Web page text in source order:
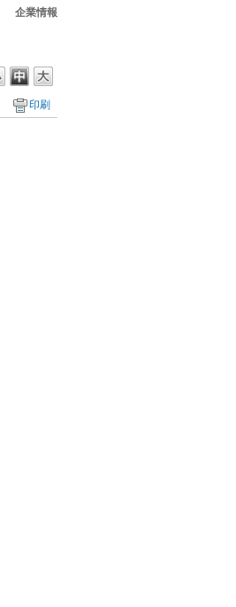
企業情報
印刷